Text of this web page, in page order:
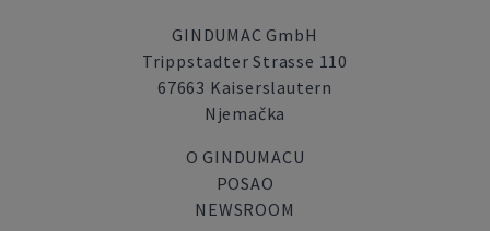
GINDUMAC GmbH
Trippstadter Strasse 110
67663 Kaiserslautern
Njemačka
O GINDUMACU
POSAO
NEWSROOM